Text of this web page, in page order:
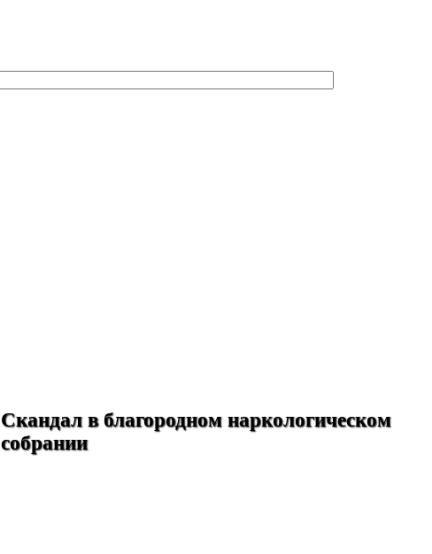
Скандал в благородном наркологическом
собрании